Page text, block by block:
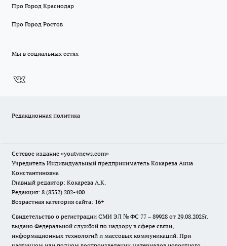
Про Город Краснодар
Про Город Ростов
Мы в социальных сетях
Редакционная политика
Сетевое издание «youtvnews.com»
Учредитель Индивидуальный предприниматель Кокарева Анна
Константиновна
Главный редактор: Кокарева А.К.
Редакция: 8 (8352) 202-400
Возрастная категория сайта: 16+
Свидетельство о регистрации СМИ ЭЛ № ФС 77 – 89928 от 29.08.2025г.
выдано Федеральной службой по надзору в сфере связи,
информационных технологий и массовых коммуникаций. При